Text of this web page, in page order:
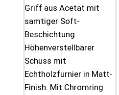
Griff aus Acetat mit
samtiger Soft-
Beschichtung.
Höhenverstellbarer
Schuss mit
Echtholzfurnier in Matt-
Finish. Mit Chromring